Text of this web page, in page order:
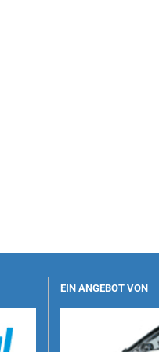
EIN ANGEBOT VON